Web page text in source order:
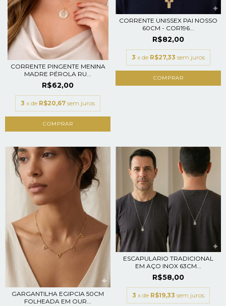
CORRENTE PINGENTE MENINA
MADRE PÉROLA RU...
R$62,00
3 x de R$20,67 sem juros
CORRENTE UNISSEX PAI NOSSO
60CM - COR196...
R$82,00
3 x de R$27,33 sem juros
GARGANTILHA EGIPCIA 50CM
FOLHEADA EM OUR...
ESCAPULARIO TRADICIONAL
EM AÇO INOX 63CM...
R$58,00
3 x de R$19,33 sem juros